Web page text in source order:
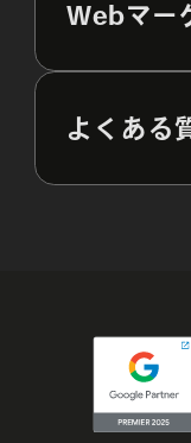
Webマー
よくある